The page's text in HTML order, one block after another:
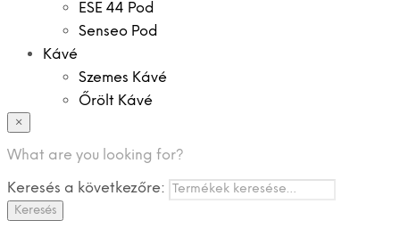
ESE 44 Pod
Senseo Pod
Kávé
Szemes Kávé
Őrölt Kávé
Instant Kávé
Zacskó Tea
Tartozékok
×
What are you looking for?
Keresés a következőre:
Keresés